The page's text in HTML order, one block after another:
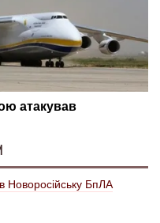
Новоросійську БпЛА